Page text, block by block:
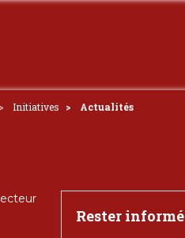
Initiatives Actualités
Rester informé